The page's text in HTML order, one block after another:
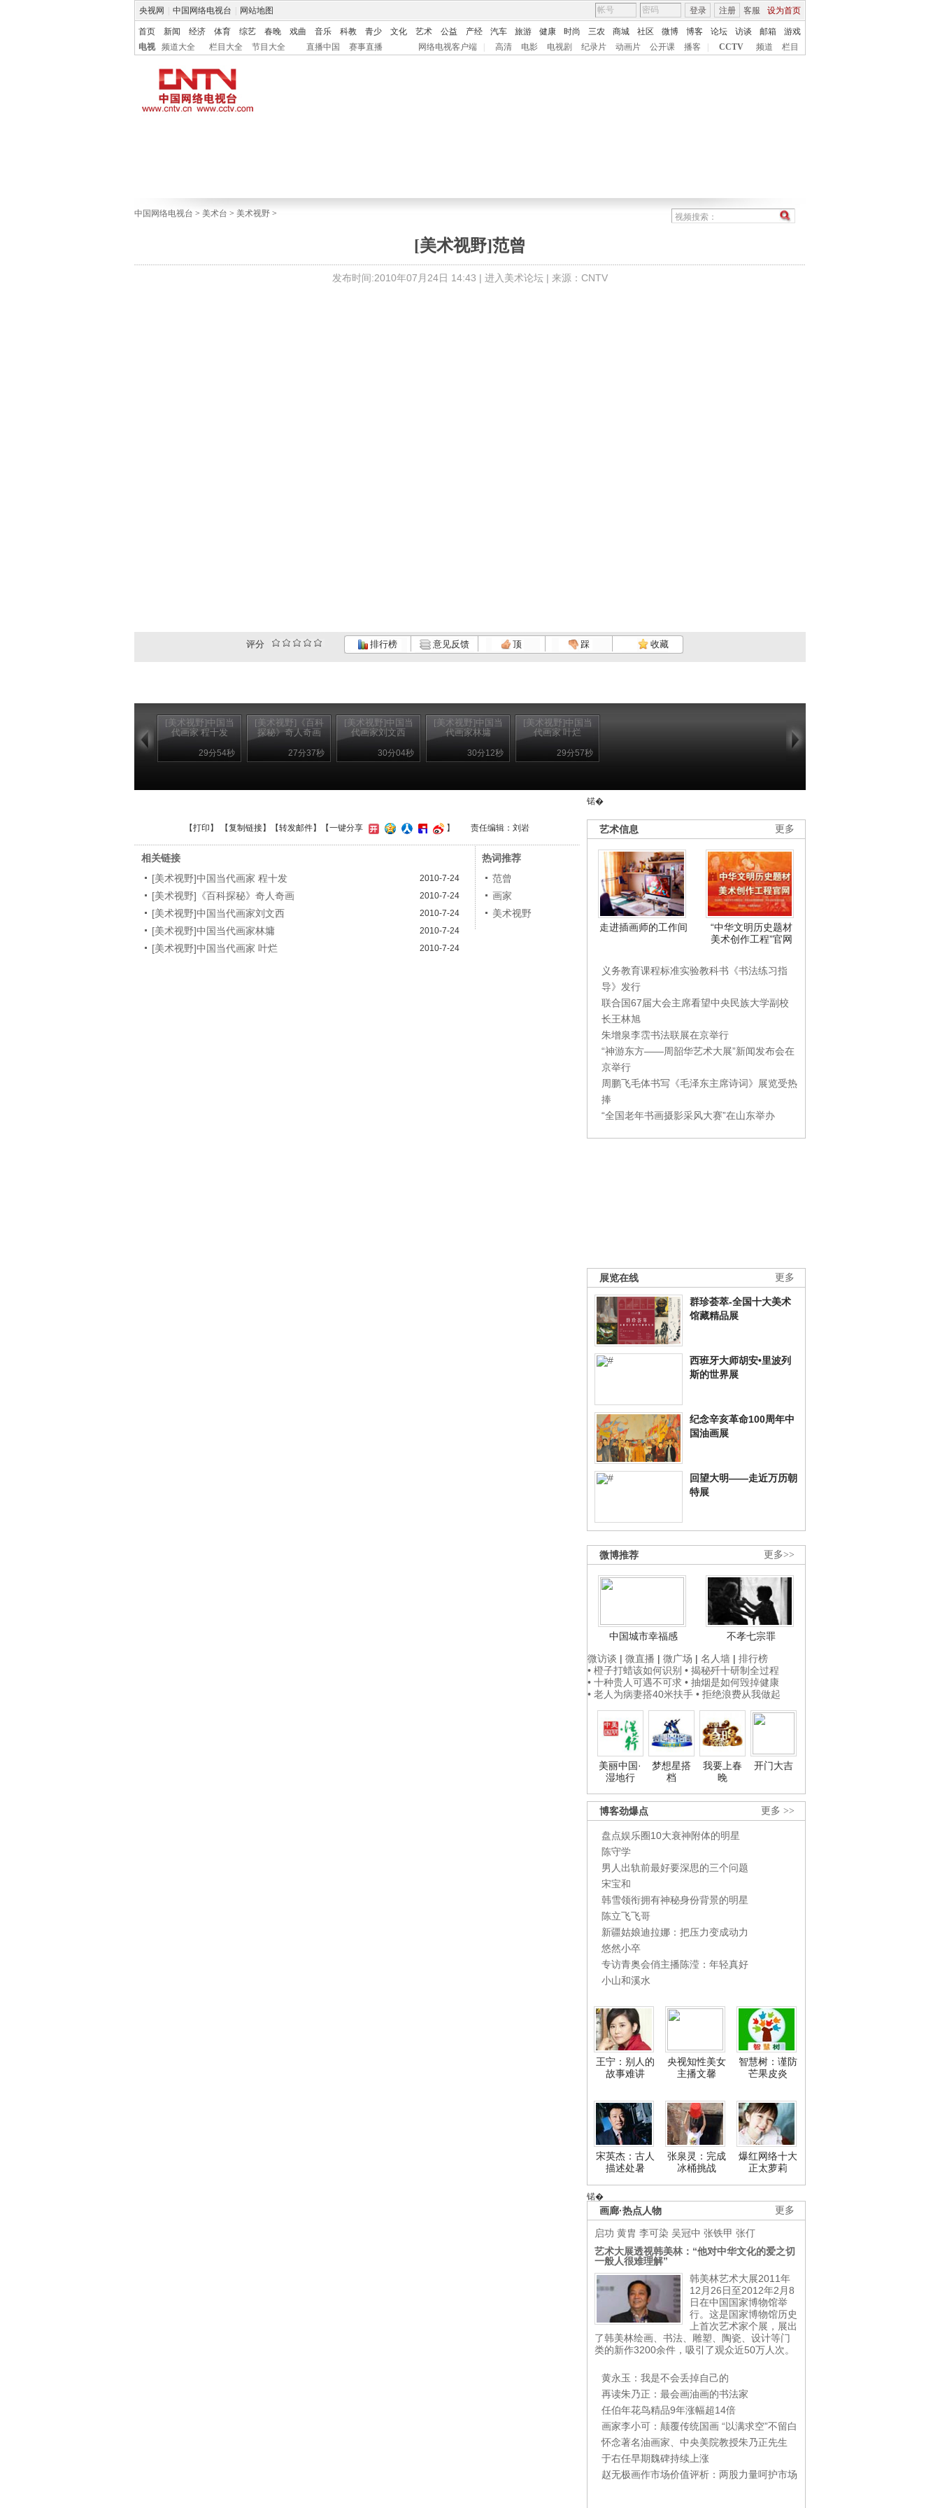
央视网 中国网络电视台 网站地图 客服 设为首页
登录 注册
首页 新闻 经济 体育 综艺 春晚 戏曲 音乐 科教 青少 文化 艺术 公益 产经 汽车 旅游 健康 时尚 三农 商城 社区 微博 博客 论坛 访谈 邮箱
游戏
电视
频道大全 栏目大全 节目大全 直播中国 赛事直播 网络电视客户端 高清 电影 电视剧 纪录片 动画片 公开课 播客 CCTV 频道 栏目
中国网络电视台 > 美术台 > 美术视野 >
[美术视野]范曾
发布时间:2010年07月24日 14:43 | 进入美术论坛 | 来源：CNTV
评分 排行榜 意见反馈 顶 踩 收藏
[美术视野]中国当
代画家 程十发
29分54秒
[美术视野]《百科
探秘》奇人奇画
27分37秒
[美术视野]中国当
代画家刘文西
30分04秒
[美术视野]中国当
代画家林墉
30分12秒
[美术视野]中国当
代画家 叶烂
29分57秒
锘�
更多
艺术信息
走进插画师的工作间
“中华文明历史题材
美术创作工程”官网
义务教育课程标准实验教科书《书法练习指
导》发行
联合国67届大会主席看望中央民族大学副校
长王林旭
朱增泉李霑书法联展在京举行
“神游东方——周韶华艺术大展”新闻发布会在
京举行
周鹏飞毛体书写《毛泽东主席诗词》展览受热
捧
“全国老年书画摄影采风大赛”在山东举办
更多
展览在线
群珍荟萃-全国十大美术
馆藏精品展
西班牙大师胡安•里波列
斯的世界展
纪念辛亥革命100周年中
国油画展
回望大明——走近万历朝
特展
更多>>
微博推荐
中国城市幸福感
不孝七宗罪
微访谈 | 微直播 | 微广场 | 名人墙 | 排行榜
• 橙子打蜡该如何识别 • 揭秘歼十研制全过程
• 十种贵人可遇不可求 • 抽烟是如何毁掉健康
• 老人为病妻搭40米扶手 • 拒绝浪费从我做起
美丽中国·
湿地行
梦想星搭
档
我要上春
晚
开门大吉
更多 >>
博客劲爆点
盘点娱乐圈10大衰神附体的明星
陈守学
男人出轨前最好要深思的三个问题
宋宝和
韩雪领衔拥有神秘身份背景的明星
陈立飞飞哥
新疆姑娘迪拉娜：把压力变成动力
悠然小卒
专访青奥会俏主播陈滢：年轻真好
小山和溪水
王宁：别人的
故事难讲
央视知性美女
主播文馨
智慧树：谨防
芒果皮炎
宋英杰：古人
描述处暑
张泉灵：完成
冰桶挑战
爆红网络十大
正太萝莉
锘�
更多
画廊·热点人物
启功 黄胄 李可染 吴冠中 张铁甲 张仃
艺术大展透视韩美林：“他对中华文化的爱之切
一般人很难理解”
韩美林艺术大展2011年
12月26日至2012年2月8
日在中国国家博物馆举
行。这是国家博物馆历史
上首次艺术家个展，展出
了韩美林绘画、书法、雕塑、陶瓷、设计等门
类的新作3200余件，吸引了观众近50万人次。
黄永玉：我是不会丢掉自己的
再读朱乃正：最会画油画的书法家
任伯年花鸟精品9年涨幅超14倍
画家李小可：颠覆传统国画 “以满求空”不留白
怀念著名油画家、中央美院教授朱乃正先生
于右任早期魏碑持续上涨
赵无极画作市场价值评析：两股力量呵护市场
【打印 】 【复制链接】【转发邮件】 【一键分享 】 责任编辑：刘岩
相关链接
[美术视野]中国当代画家 程十发
2010-7-24
[美术视野]《百科探秘》奇人奇画 2010-7-24
[美术视野]中国当代画家刘文西 2010-7-24
[美术视野]中国当代画家林墉 2010-7-24
[美术视野]中国当代画家 叶烂 2010-7-24
热词推荐
范曾
画家
美术视野